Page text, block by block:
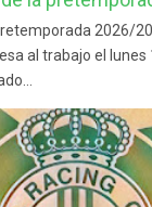
2026/
al trabajo el lunes